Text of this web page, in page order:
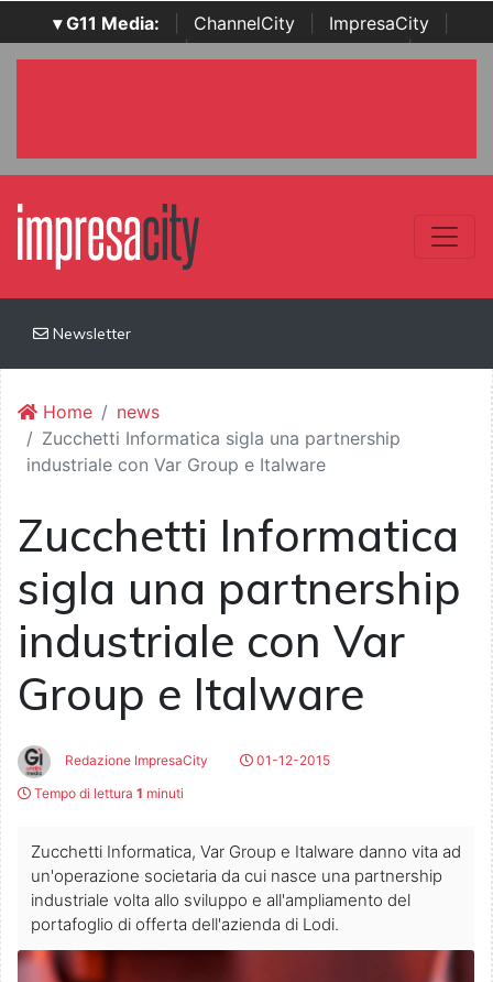
▾ G11 Media: ChannelCity ImpresaCity
SecurityOpenLab | Italian Channel Awards | Italian
Newsletter
Home
news
Zucchetti Informatica sigla una partnership
industriale con Var Group e Italware
Zucchetti Informatica
sigla una partnership
industriale con Var
Group e Italware
Redazione ImpresaCity
01-12-2015
Tempo di lettura 1 minuti
Zucchetti Informatica, Var Group e Italware danno vita ad
un'operazione societaria da cui nasce una partnership
industriale volta allo sviluppo e all'ampliamento del
portafoglio di offerta dell'azienda di Lodi.